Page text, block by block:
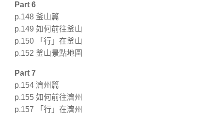
Part 6
p.148 釜山篇
p.149 如何前往釜山
p.150 「行」在釜山
p.152 釜山景點地圖
Part 7
p.154 濟州篇
p.155 如何前往濟州
p.157 「行」在濟州